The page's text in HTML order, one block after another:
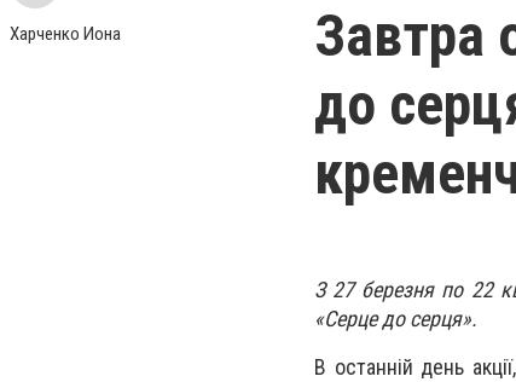
Харченко Иона
Завтра
до
З 27 березня по 22
«Серце до серця».
В останній день